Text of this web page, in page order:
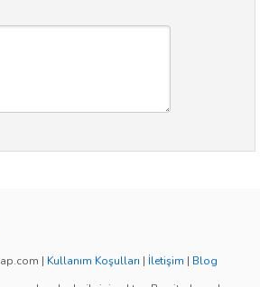
| Kullanım Koşulları | İletişim | Blog